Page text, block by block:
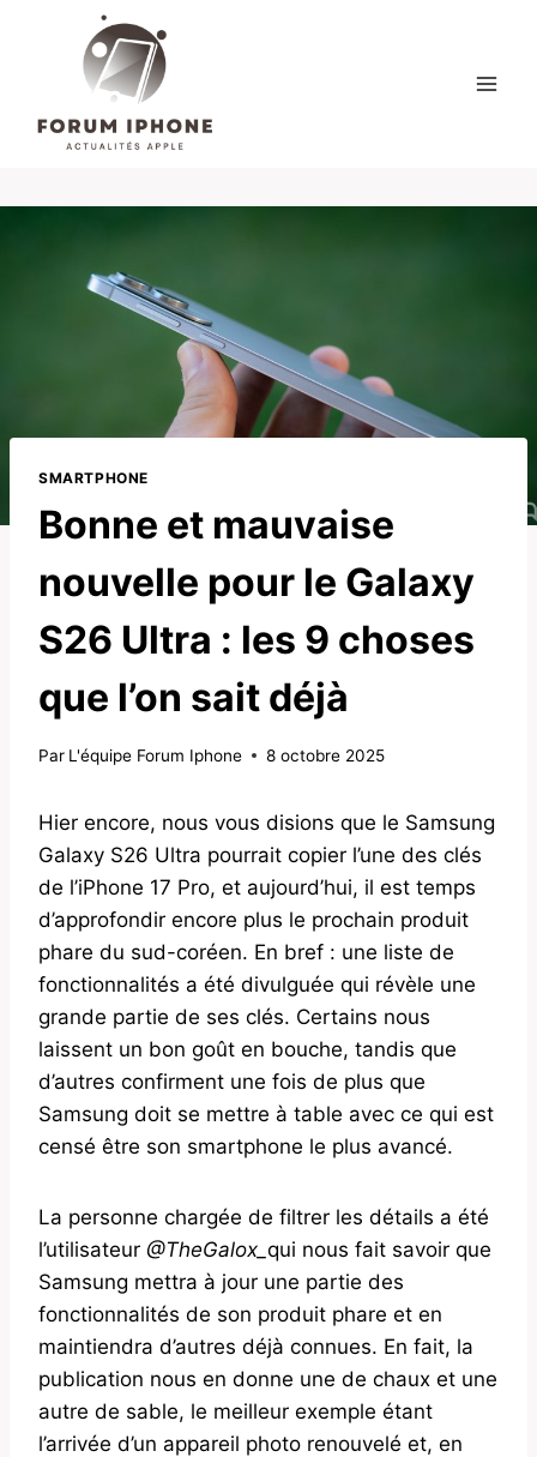
SMARTPHONE
Bonne et mauvaise
nouvelle pour le Galaxy
S26 Ultra : les 9 choses
que l’on sait déjà
Par L'équipe Forum Iphone 8 octobre 2025
Hier encore, nous vous disions que le Samsung
Galaxy S26 Ultra pourrait copier l’une des clés
de l’iPhone 17 Pro, et aujourd’hui, il est temps
d’approfondir encore plus le prochain produit
phare du sud-coréen. En bref : une liste de
fonctionnalités a été divulguée qui révèle une
grande partie de ses clés. Certains nous
laissent un bon goût en bouche, tandis que
d’autres confirment une fois de plus que
Samsung doit se mettre à table avec ce qui est
censé être son smartphone le plus avancé.
La personne chargée de filtrer les détails a été
l’utilisateur @TheGalox_ qui nous fait savoir que
Samsung mettra à jour une partie des
fonctionnalités de son produit phare et en
maintiendra d’autres déjà connues. En fait, la
publication nous en donne une de chaux et une
autre de sable, le meilleur exemple étant
l’arrivée d’un appareil photo renouvelé et, en